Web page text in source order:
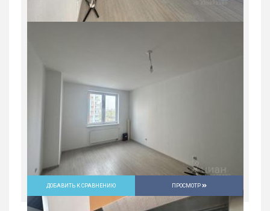
Россия, Свердловская область,
ДОБАВИТЬ К СРАВНЕНИЮ ПРОСМОТР